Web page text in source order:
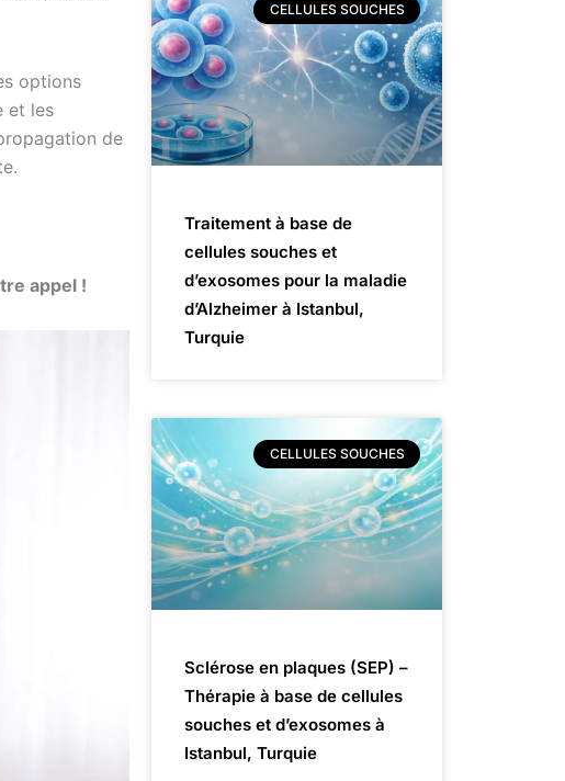
options
et les
de
appel !
CELLULES SOUCHES
Traitement à base de
cellules souches et
d’exosomes pour la maladie
d’Alzheimer à Istanbul,
Turquie
CELLULES SOUCHES
Sclérose en plaques (SEP) –
Thérapie à base de cellules
souches et d’exosomes à
Istanbul, Turquie